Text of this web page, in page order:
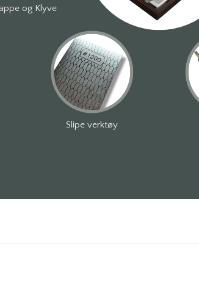
og Klyve
Slipe verktøy